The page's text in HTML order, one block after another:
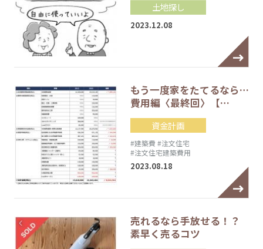
土地探し
2023.12.08
もう一度家をたてるなら…
費用編〈最終回〉【…
資金計画
#建築費 #注文住宅
#注文住宅建築費用
2023.08.18
売れるなら手放せる！？
素早く売るコツ